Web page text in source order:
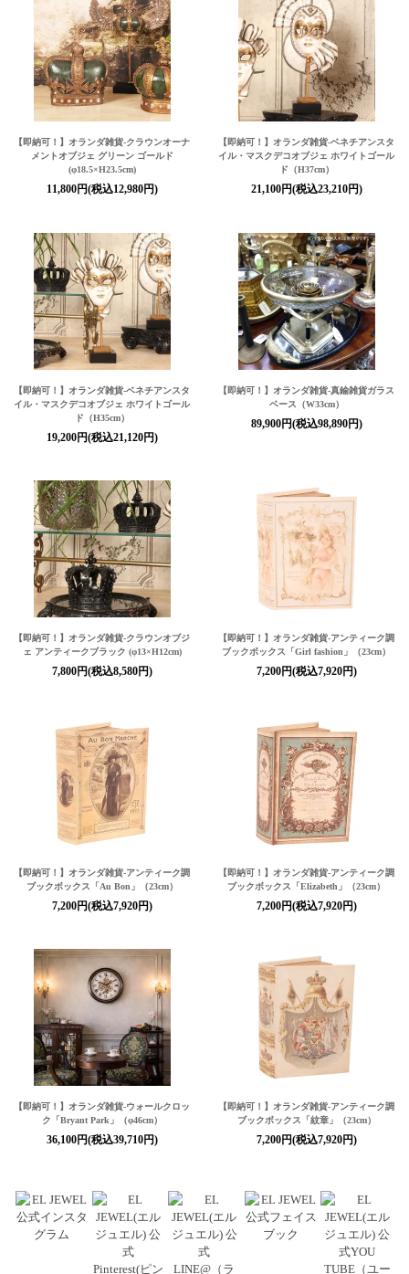
【即納可！】オランダ雑貨-クラウンオーナ
メントオブジェ グリーン ゴールド
(φ18.5×H23.5cm)
11,800円(税込12,980円)
【即納可！】オランダ雑貨-ベネチアンスタ
イル・マスクデコオブジェ ホワイトゴール
ド（H37cm）
21,100円(税込23,210円)
【即納可！】オランダ雑貨-ベネチアンスタ
イル・マスクデコオブジェ ホワイトゴール
ド（H35cm）
19,200円(税込21,120円)
【即納可！】オランダ雑貨-真鍮雑貨ガラス
ベース（W33cm）
89,900円(税込98,890円)
【即納可！】オランダ雑貨-クラウンオブジ
ェ アンティークブラック (φ13×H12cm)
7,800円(税込8,580円)
【即納可！】オランダ雑貨-アンティーク調
ブックボックス「Girl fashion」（23cm）
7,200円(税込7,920円)
【即納可！】オランダ雑貨-アンティーク調
ブックボックス「Au Bon」（23cm）
7,200円(税込7,920円)
【即納可！】オランダ雑貨-アンティーク調
ブックボックス「Elizabeth」（23cm）
7,200円(税込7,920円)
【即納可！】オランダ雑貨-ウォールクロッ
ク「Bryant Park」（φ46cm）
36,100円(税込39,710円)
【即納可！】オランダ雑貨-アンティーク調
ブックボックス「紋章」（23cm）
7,200円(税込7,920円)